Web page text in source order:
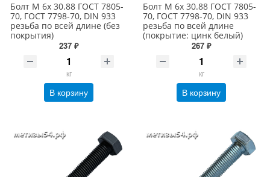
Болт М 6х 30.88 ГОСТ 7805-
70, ГОСТ 7798-70, DIN 933
резьба по всей длине (без
покрытия)
237 ₽
кг
В корзину
Болт М 6х 30.88 ГОСТ 7805-
70, ГОСТ 7798-70, DIN 933
резьба по всей длине
(покрытие: цинк белый)
267 ₽
кг
В корзину